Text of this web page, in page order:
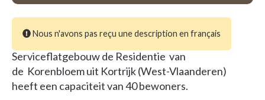
Nous n'avons pas reçu une description en français
Serviceflatgebouw de Residentie van
de Korenbloem uit Kortrijk (West-Vlaanderen)
heeft een capaciteit van 40 bewoners.